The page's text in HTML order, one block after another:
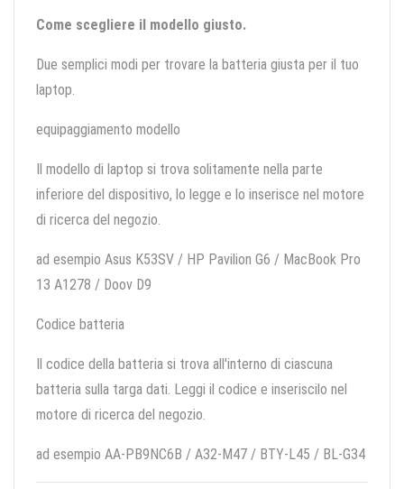
Come scegliere il modello giusto.
Due semplici modi per trovare la batteria giusta per il tuo
laptop.
equipaggiamento modello
Il modello di laptop si trova solitamente nella parte
inferiore del dispositivo, lo legge e lo inserisce nel motore
di ricerca del negozio.
ad esempio Asus K53SV / HP Pavilion G6 / MacBook Pro
13 A1278 / Doov D9
Codice batteria
Il codice della batteria si trova all'interno di ciascuna
batteria sulla targa dati. Leggi il codice e inseriscilo nel
motore di ricerca del negozio.
ad esempio AA-PB9NC6B / A32-M47 / BTY-L45 / BL-G34